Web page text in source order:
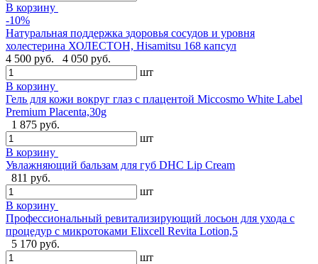
В корзину
-10%
Натуральная поддержка здоровья сосудов и уровня
холестерина ХОЛЕСТОН, Hisamitsu 168 капсул
4 500 руб.
4 050 руб.
шт
В корзину
Гель для кожи вокруг глаз с плацентой Miccosmo White Label
Premium Placenta,30g
1 875 руб.
шт
В корзину
Увлажняющий бальзам для губ DHC Lip Cream
811 руб.
шт
В корзину
Профессиональный ревитализирующий лосьон для ухода с
процедур с микротоками Elixcell Revita Lotion,5
5 170 руб.
шт